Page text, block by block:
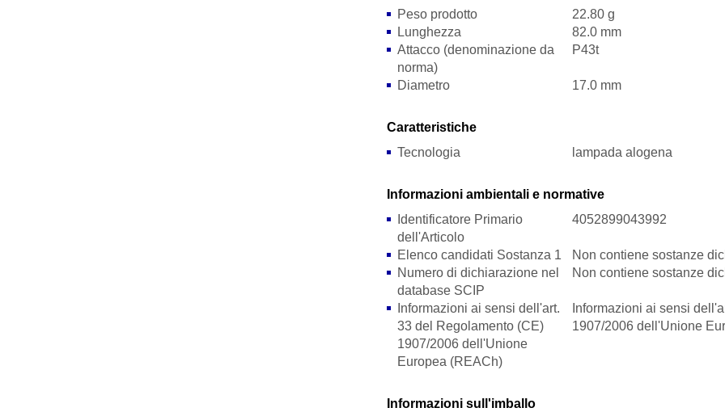
Peso prodotto
22.80 g
Lunghezza
82.0 mm
Attacco (denominazione da
norma)
P43t
Diametro 17.0 mm
Caratteristiche
Tecnologia
lampada alogena
Informazioni ambientali e normative
Identificatore Primario
dell'Articolo
4052899043992
Elenco candidati Sostanza 1
Non contiene sostanze
Numero di dichiarazione nel
database SCIP
Non contiene sostanze
Informazioni ai sensi dell'art.
33 del Regolamento (CE)
1907/2006 dell'Unione
Europea (REACh)
Informazioni ai sensi
1907/2006 dell'Unione
Informazioni sull'imballo